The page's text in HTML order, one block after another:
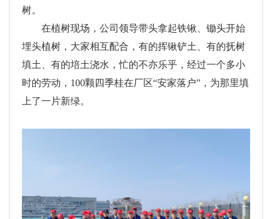
树。
在植树现场，公司领导带头拿起铁锹、锄头开始
埋头植树，大家相互配合，有的挥锹铲土、有的抚树
填土、有的培土浇水，忙的不亦乐乎，经过一个多小
时的劳动，100颗四季桂在厂区“安家落户”，为那里填
上了一片新绿。